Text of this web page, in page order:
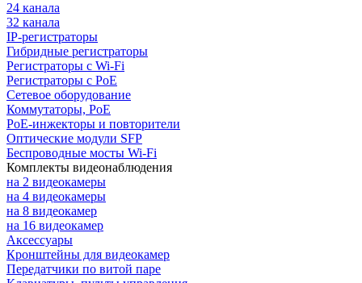
24 канала
32 канала
IP-регистраторы
Гибридные регистраторы
Регистраторы с Wi-Fi
Регистраторы с PoE
Сетевое оборудование
Коммутаторы, PoE
PoE-инжекторы и повторители
Оптические модули SFP
Беспроводные мосты Wi-Fi
Комплекты видеонаблюдения
на 2 видеокамеры
на 4 видеокамеры
на 8 видеокамер
на 16 видеокамер
Аксессуары
Кронштейны для видеокамер
Передатчики по витой паре